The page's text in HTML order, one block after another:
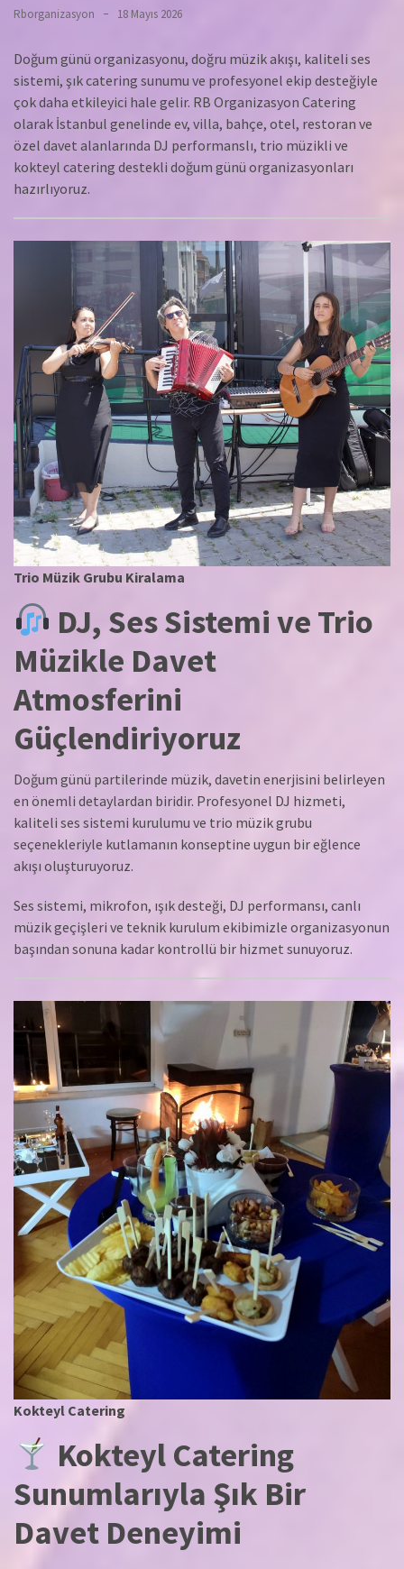
Rborganizasyon 18 Mayıs 2026
Doğum günü organizasyonu, doğru müzik akışı, kaliteli ses
sistemi, şık catering sunumu ve profesyonel ekip desteğiyle
çok daha etkileyici hale gelir. RB Organizasyon Catering
olarak İstanbul genelinde ev, villa, bahçe, otel, restoran ve
özel davet alanlarında DJ performanslı, trio müzikli ve
kokteyl catering destekli doğum günü organizasyonları
hazırlıyoruz.
Trio Müzik Grubu Kiralama
DJ, Ses Sistemi ve Trio
Müzikle Davet
Atmosferini
Güçlendiriyoruz
Doğum günü partilerinde müzik, davetin enerjisini belirleyen
en önemli detaylardan biridir. Profesyonel DJ hizmeti,
kaliteli ses sistemi kurulumu ve trio müzik grubu
seçenekleriyle kutlamanın konseptine uygun bir eğlence
akışı oluşturuyoruz.
Ses sistemi, mikrofon, ışık desteği, DJ performansı, canlı
müzik geçişleri ve teknik kurulum ekibimizle organizasyonun
başından sonuna kadar kontrollü bir hizmet sunuyoruz.
Kokteyl Catering
Kokteyl Catering
Sunumlarıyla Şık Bir
Davet Deneyimi